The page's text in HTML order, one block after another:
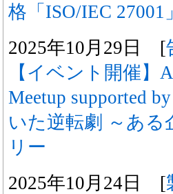
格「ISO/IEC
2025年10月29日 [
【イベント開催】
Meetup supported
いた逆転劇 ～あ
リー
2025年10月24日 [